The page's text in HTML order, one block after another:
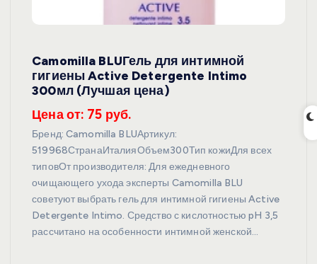
Camomilla BLUГель для интимной
гигиены Active Detergente Intimo
300мл (Лучшая цена)
Цена от: 75 руб.
Бренд: Camomilla BLUАртикул:
519968СтранаИталияОбъем300Тип кожиДля всех
типовОт производителя: Для ежедневного
очищающего ухода эксперты Camomilla BLU
советуют выбрать гель для интимной гигиены Active
Detergente Intimo. Средство с кислотностью pH 3,5
рассчитано на особенности интимной женской…